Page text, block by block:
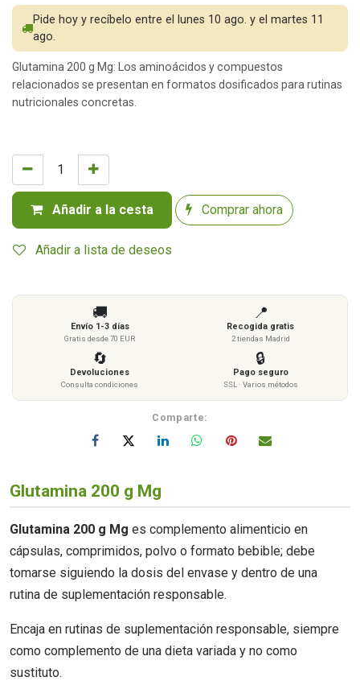
Añadir a la cesta Comprar ahora
Añadir a lista de deseos
Pide hoy y recíbelo entre el lunes 10 ago. y el martes 11
ago.
Glutamina 200 g Mg: Los aminoácidos y compuestos
relacionados se presentan en formatos dosificados para rutinas
nutricionales concretas.
🚚
Envío 1-3 días
Gratis desde 70 EUR
📍
Recogida gratis
2 tiendas Madrid
🔄
Devoluciones
Consulta condiciones
🔒
Pago seguro
SSL · Varios métodos
Comparte:
Glutamina 200 g Mg
Glutamina 200 g Mg es complemento alimenticio en
cápsulas, comprimidos, polvo o formato bebible; debe
tomarse siguiendo la dosis del envase y dentro de una
rutina de suplementación responsable.
Encaja en rutinas de suplementación responsable, siempre
como complemento de una dieta variada y no como
sustituto.